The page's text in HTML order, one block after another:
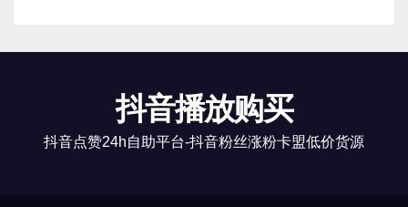
抖音播放购买
抖音点赞24h自助平台-抖音粉丝涨粉卡盟低价货源